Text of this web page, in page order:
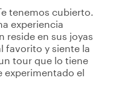
tenemos cubierto.
experiencia
reside en sus joyas
favorito y siente la
tour que lo tiene
experimentado el